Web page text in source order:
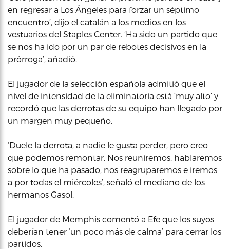
en regresar a Los Ángeles para forzar un séptimo
encuentro’, dijo el catalán a los medios en los
vestuarios del Staples Center. ‘Ha sido un partido que
se nos ha ido por un par de rebotes decisivos en la
prórroga’, añadió.
El jugador de la selección española admitió que el
nivel de intensidad de la eliminatoria está ‘muy alto’ y
recordó que las derrotas de su equipo han llegado por
un margen muy pequeño.
‘Duele la derrota, a nadie le gusta perder, pero creo
que podemos remontar. Nos reuniremos, hablaremos
sobre lo que ha pasado, nos reagruparemos e iremos
a por todas el miércoles’, señaló el mediano de los
hermanos Gasol.
El jugador de Memphis comentó a Efe que los suyos
deberían tener ‘un poco más de calma’ para cerrar los
partidos.